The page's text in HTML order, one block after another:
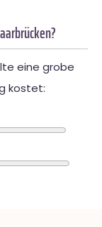
eine grobe
kostet: